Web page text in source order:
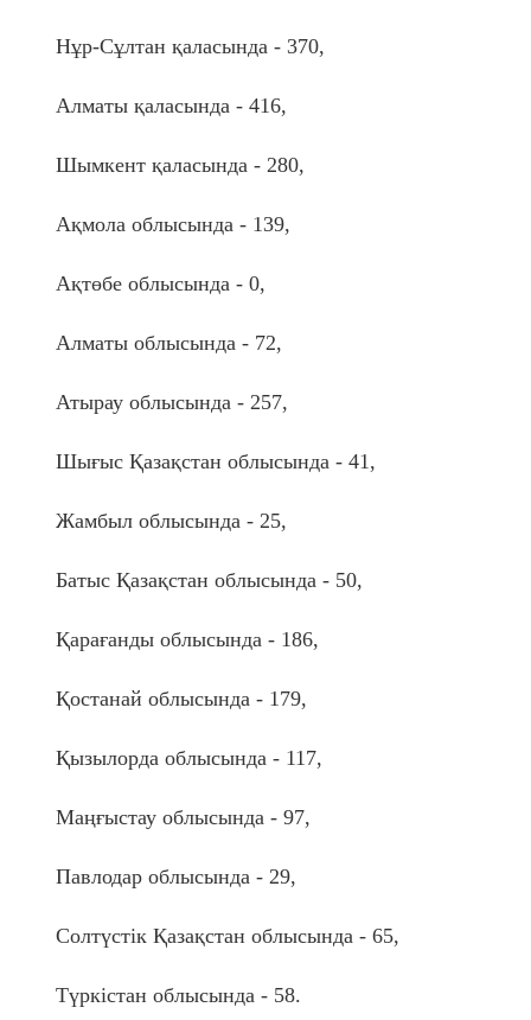
Нұр-Сұлтан қаласында - 370,
Алматы қаласында - 416,
Шымкент қаласында - 280,
Ақмола облысында - 139,
Ақтөбе облысында - 0,
Алматы облысында - 72,
Атырау облысында - 257,
Шығыс Қазақстан облысында - 41,
Жамбыл облысында - 25,
Батыс Қазақстан облысында - 50,
Қарағанды облысында - 186,
Қостанай облысында - 179,
Қызылорда облысында - 117,
Маңғыстау облысында - 97,
Павлодар облысында - 29,
Солтүстік Қазақстан облысында - 65,
Түркістан облысында - 58.